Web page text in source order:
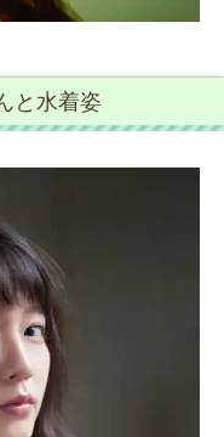
と水着姿